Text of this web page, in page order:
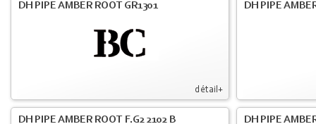
détail+
DH PIPE AMBER ROOT GR1301 DH PIPE
DH PIPE AMBER ROOT F.G2 2102 B DH PIPE